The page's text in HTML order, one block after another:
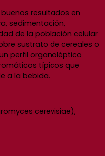
resultados en
sedimentación,
de la población celular
sustrato de cereales o
perfil organoléptico
típicos que
a la bebida.
cerevisiae),